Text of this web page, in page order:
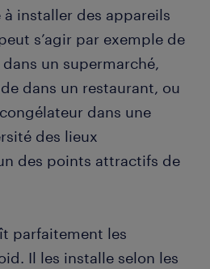
un emploi de frigoriste via
du frigoriste.
installer des appareils
s’agir par exemple de
un supermarché,
dans un restaurant, ou
dans une
des lieux
des points attractifs de
parfaitement les
Il les installe selon les